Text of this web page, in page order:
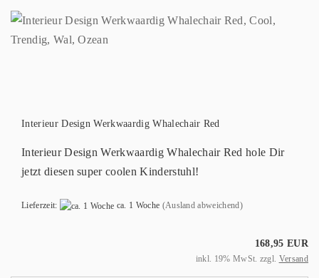
Interieur Design Werkwaardig Whalechair Red
Interieur Design Werkwaardig Whalechair Red hole Dir
jetzt diesen super coolen Kinderstuhl!
Lieferzeit: ca. 1 Woche (Ausland abweichend)
168,95 EUR
inkl. 19% MwSt. zzgl. Versand